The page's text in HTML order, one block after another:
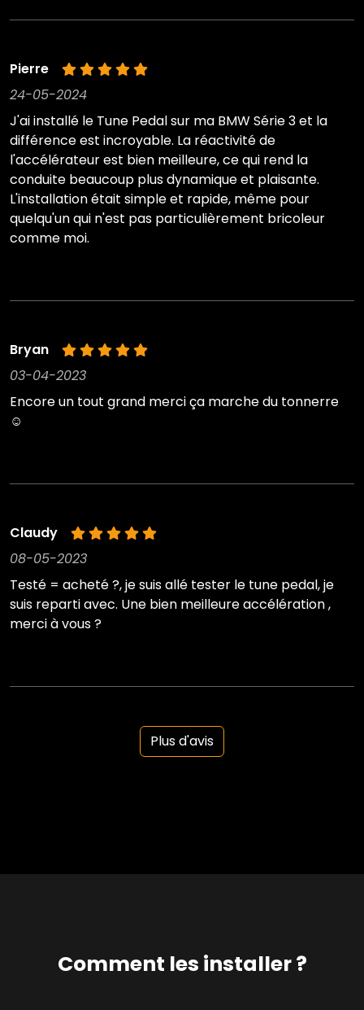
Pierre
24-05-2024
J'ai installé le Tune Pedal sur ma BMW Série 3 et la
différence est incroyable. La réactivité de
l'accélérateur est bien meilleure, ce qui rend la
conduite beaucoup plus dynamique et plaisante.
L'installation était simple et rapide, même pour
quelqu'un qui n'est pas particulièrement bricoleur
comme moi.
Bryan
03-04-2023
Encore un tout grand merci ça marche du tonnerre
☺️
Claudy
08-05-2023
Testé = acheté ?, je suis allé tester le tune pedal, je
suis reparti avec. Une bien meilleure accélération ,
merci à vous ?
Plus d'avis
Comment les installer ?